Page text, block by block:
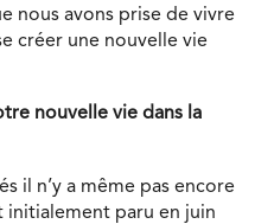
nous avons prise de vivre
créer une nouvelle vie
nouvelle vie dans la
il n’y a même pas encore
initialement paru en juin